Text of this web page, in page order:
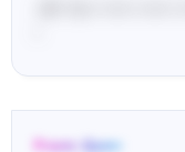
From: Qsm•